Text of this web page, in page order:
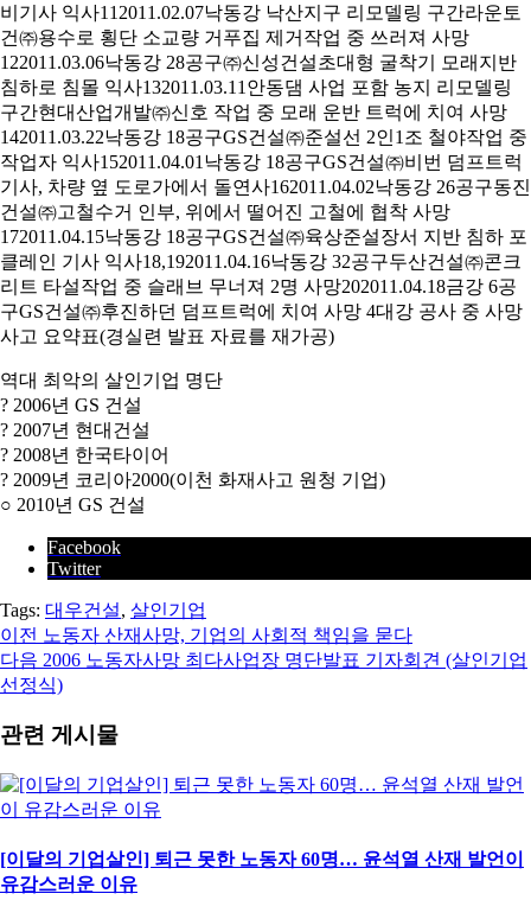
비기사 익사112011.02.07낙동강 낙산지구 리모델링 구간라운토
건㈜용수로 횡단 소교량 거푸집 제거작업 중 쓰러져 사망
122011.03.06낙동강 28공구㈜신성건설초대형 굴착기 모래지반
침하로 침몰 익사132011.03.11안동댐 사업 포함 농지 리모델링
구간현대산업개발㈜신호 작업 중 모래 운반 트럭에 치여 사망
142011.03.22낙동강 18공구GS건설㈜준설선 2인1조 철야작업 중
작업자 익사152011.04.01낙동강 18공구GS건설㈜비번 덤프트럭
기사, 차량 옆 도로가에서 돌연사162011.04.02낙동강 26공구동진
건설㈜고철수거 인부, 위에서 떨어진 고철에 협착 사망
172011.04.15낙동강 18공구GS건설㈜육상준설장서 지반 침하 포
클레인 기사 익사18,192011.04.16낙동강 32공구두산건설㈜콘크
리트 타설작업 중 슬래브 무너져 2명 사망202011.04.18금강 6공
구GS건설㈜후진하던 덤프트럭에 치여 사망 4대강 공사 중 사망
사고 요약표(경실련 발표 자료를 재가공)
역대 최악의 살인기업 명단
? 2006년 GS 건설
? 2007년 현대건설
? 2008년 한국타이어
? 2009년 코리아2000(이천 화재사고 원청 기업)
○ 2010년 GS 건설
Facebook
Twitter
Tags: 대우건설, 살인기업
이전 노동자 산재사망, 기업의 사회적 책임을 묻다
다음 2006 노동자사망 최다사업장 명단발표 기자회견 (살인기업
선정식)
관련 게시물
[이달의 기업살인] 퇴근 못한 노동자 60명… 윤석열 산재 발언이
유감스러운 이유